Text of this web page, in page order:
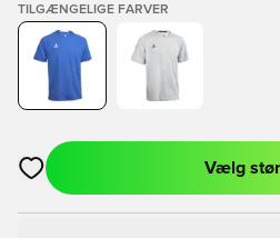
TILGÆNGELIGE FARVER
Åbner en Modal til at logge ind
Vælg